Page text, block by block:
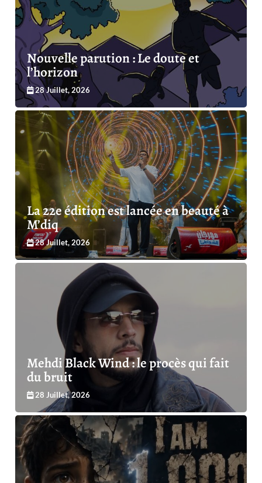
Nouvelle parution : Le doute et
l’horizon
28 Juillet, 2026
La 22e édition est lancée en beauté à
M’diq
28 Juillet, 2026
Mehdi Black Wind : le procès qui fait
du bruit
28 Juillet, 2026